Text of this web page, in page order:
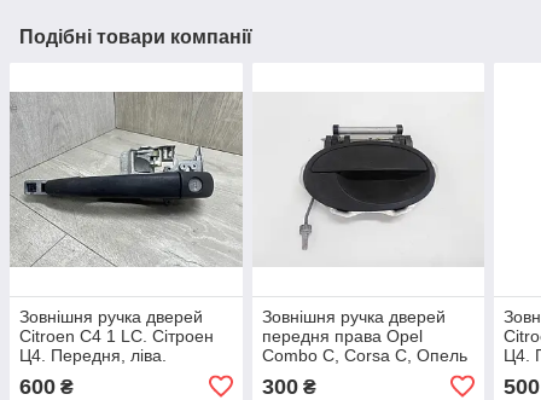
Подібні товари компанії
Зовнішня ручка дверей
Citroen C4 1 LC. Сітроен
Ц4. Передня, ліва.
600 ₴
Зовнішня ручка дверей
передня права Opel
Combo C, Corsa C, Опель
300₴
Ц4.
500